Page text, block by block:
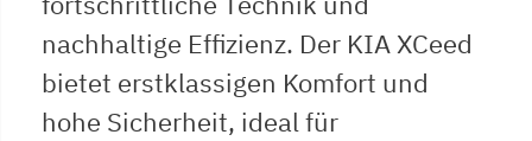
nachhaltige Effizienz. Der KIA XCeed
bietet erstklassigen Komfort und
hohe Sicherheit, ideal für